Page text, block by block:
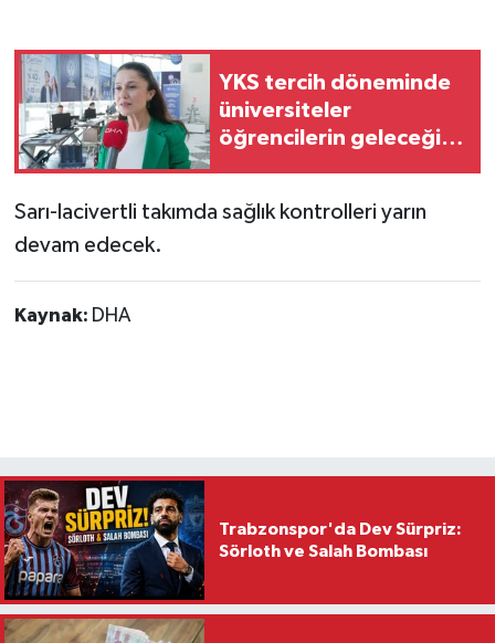
YKS tercih döneminde
üniversiteler
öğrencilerin geleceğini
Sarı-lacivertli takımda sağlık kontrolleri yarın
devam edecek.
Kaynak: DHA
Trabzonspor'da Dev Sürpriz:
Sörloth ve Salah Bombası